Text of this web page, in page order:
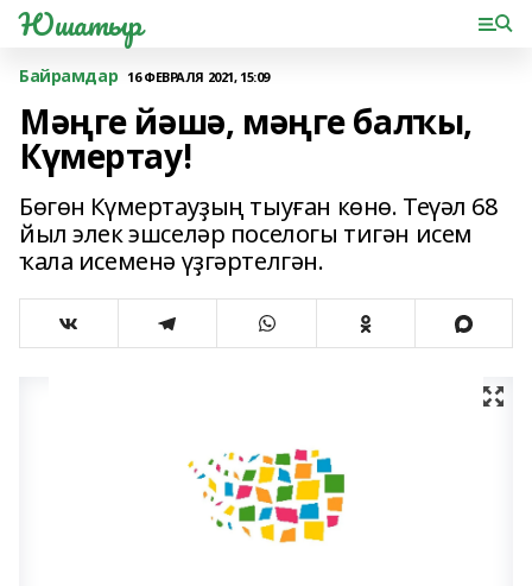
Юшатыр
Байрамдар 16 ФЕВРАЛЯ 2021, 15:09
Мәңге йәшә, мәңге балҡы,
Күмертау!
Бөгөн Күмертауҙың тыуған көнө. Теүәл 68
йыл элек эшселәр поселогы тигән исем
ҡала исеменә үҙгәртелгән.